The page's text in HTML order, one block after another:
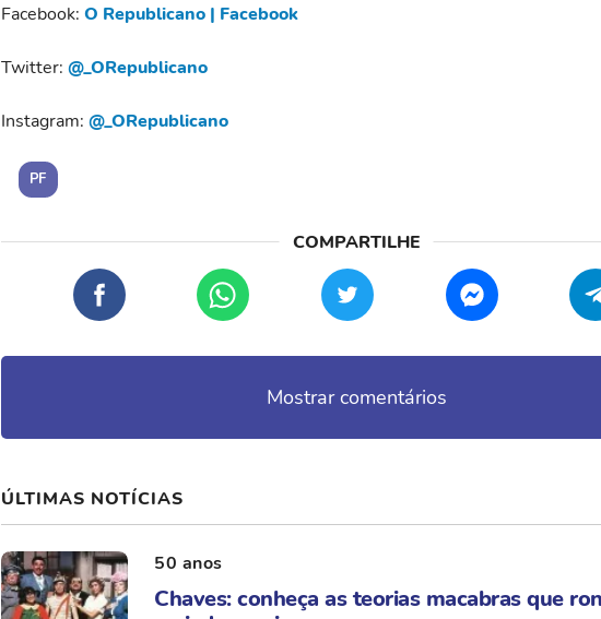
Facebook: O Republicano | Facebook
Twitter: @_ORepublicano
Instagram: @_ORepublicano
PF
Mostrar comentários
ÚLTIMAS NOTÍCIAS
50 anos
Chaves: conheça as teorias macabras que